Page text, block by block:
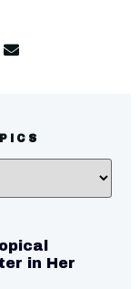
in Her